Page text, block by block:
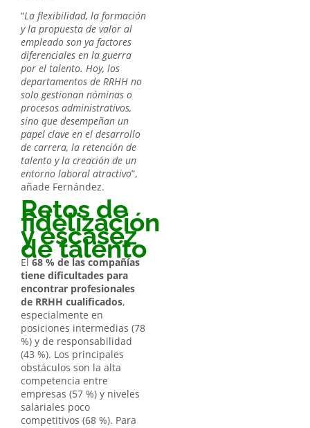
“La flexibilidad, la formación
y la propuesta de valor al
empleado son ya factores
diferenciales en la guerra
por el talento. Hoy, los
departamentos de RRHH no
solo gestionan nóminas o
procesos administrativos,
sino que desempeñan un
papel clave en el desarrollo
de carrera, la retención de
talento y la creación de un
entorno laboral atractivo”,
añade Fernández.
Retos de
fidelización
y escasez
de talento
El68 % de las compañías
tiene dificultades para
encontrar profesionales
de RRHH cualificados,
especialmente en
posiciones intermedias (78
%) y de responsabilidad
(43 %). Los principales
obstáculos son la alta
competencia entre
empresas (57 %) y niveles
salariales poco
competitivos (68 %). Para